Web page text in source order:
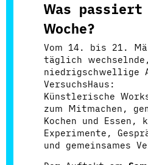
Was
Woche?
Vom 14. bis 21.
täglich wechselnde,
niedrigschwellige
VersuchsHaus:
Künstlerische
zum Mitmachen,
Kochen und Essen,
Experimente,
und gemeinsames